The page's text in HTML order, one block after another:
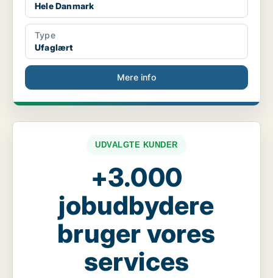
Hele Danmark
Type
Ufaglært
Mere info
UDVALGTE KUNDER
+3.000
jobudbydere
bruger vores
services